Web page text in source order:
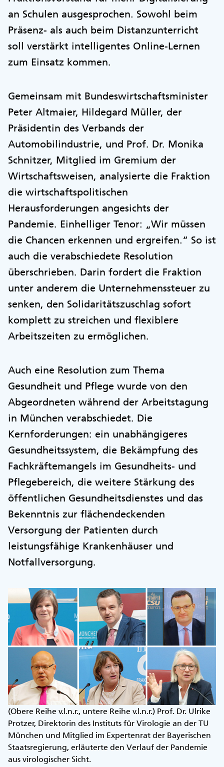
an Schulen ausgesprochen. Sowohl beim
Präsenz- als auch beim Distanzunterricht
soll verstärkt intelligentes Online-Lernen
zum Einsatz kommen.
Gemeinsam mit Bundeswirtschaftsminister
Peter Altmaier, Hildegard Müller, der
Präsidentin des Verbands der
Automobilindustrie, und Prof. Dr. Monika
Schnitzer, Mitglied im Gremium der
Wirtschaftsweisen, analysierte die Fraktion
die wirtschaftspolitischen
Herausforderungen angesichts der
Pandemie. Einhelliger Tenor: „Wir müssen
die Chancen erkennen und ergreifen.“ So ist
auch die verabschiedete Resolution
überschrieben. Darin fordert die Fraktion
unter anderem die Unternehmenssteuer zu
senken, den Solidaritätszuschlag sofort
komplett zu streichen und flexiblere
Arbeitszeiten zu ermöglichen.
Auch eine Resolution zum Thema
Gesundheit und Pflege wurde von den
Abgeordneten während der Arbeitstagung
in München verabschiedet. Die
Kernforderungen: ein unabhängigeres
Gesundheitssystem, die Bekämpfung des
Fachkräftemangels im Gesundheits- und
Pflegebereich, die weitere Stärkung des
öffentlichen Gesundheitsdienstes und das
Bekenntnis zur flächendeckenden
Versorgung der Patienten durch
leistungsfähige Krankenhäuser und
Notfallversorgung.
(Obere Reihe v.l.n.r., untere Reihe v.l.n.r.) Prof. Dr. Ulrike
Protzer, Direktorin des Instituts für Virologie an der TU
München und Mitglied im Expertenrat der Bayerischen
Staatsregierung, erläuterte den Verlauf der Pandemie
aus virologischer Sicht.